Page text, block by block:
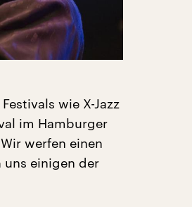
wie X-Jazz
im Hamburger
werfen einen
uns einigen der